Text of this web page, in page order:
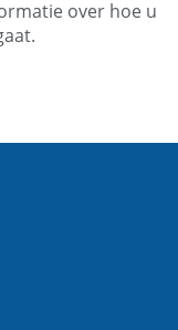
over hoe u